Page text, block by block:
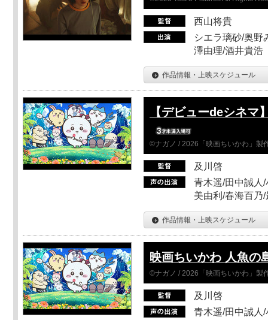
西山将貴
シエラ璃砂/奥野
澤由理/酒井貴浩
作品情報・上映スケジュール
【デビューdeシネマ
©ナガノ / 2026「映画ちいかわ」製
及川啓
青木遥/田中誠人
美由利/春海百乃
作品情報・上映スケジュール
映画ちいかわ 人魚の
©ナガノ / 2026「映画ちいかわ」製
及川啓
青木遥/田中誠人